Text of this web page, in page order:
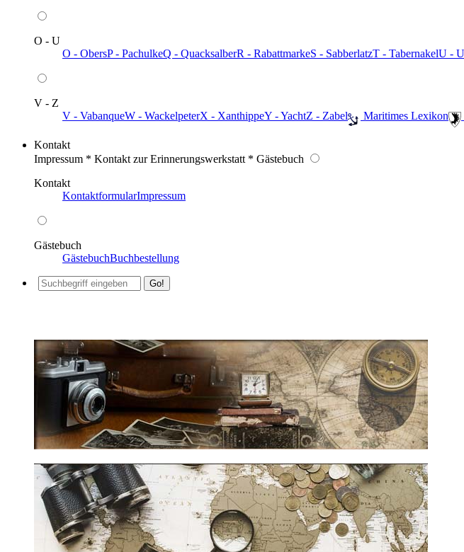
O - U
O - ObersP - PachulkeQ - QuacksalberR - RabattmarkeS - SabberlatzT - TabernakelU -
V - Z
V - VabanqueW - WackelpeterX - XanthippeY - YachtZ - Zabel ️ Maritimes Lexikon
Kontakt
Impressum * Kontakt zur Erinnerungswerkstatt * Gästebuch
Kontakt
KontaktformularImpressum
Gästebuch
GästebuchBuchbestellung